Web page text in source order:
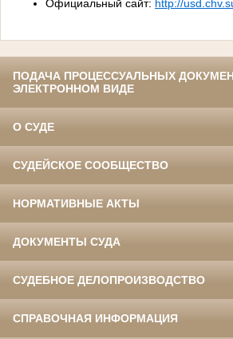
Официальный сайт: http://
ПОДАЧА ПРОЦЕССУАЛЬНЫХ
ЭЛЕКТРОННОМ ВИДЕ
О СУДЕ
СУДЕЙСКОЕ СООБЩЕСТВО
НОРМАТИВНЫЕ АКТЫ
ДОКУМЕНТЫ СУДА
СУДЕБНОЕ ДЕЛОПРОИЗВОДСТВО
СПРАВОЧНАЯ ИНФОРМАЦИЯ